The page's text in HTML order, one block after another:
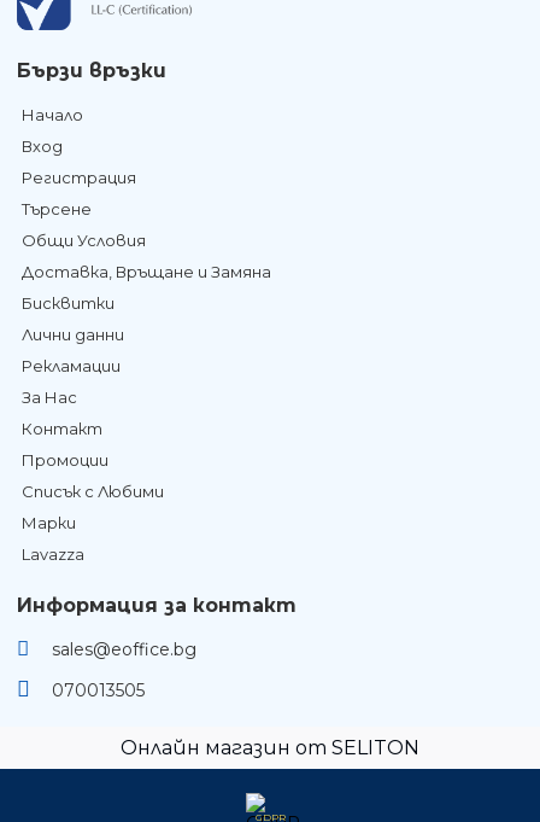
Бързи връзки
Начало
Вход
Регистрация
Търсене
Общи Условия
Доставка, Връщане и Замяна
Бисквитки
Лични данни
Рекламации
За Нас
Контакт
Промоции
Списък с Любими
Марки
Lavazza
Информация за контакт
sales@eoffice.bg
070013505
Онлайн магазин от SELITON
GDPR